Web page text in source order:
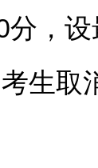
，设
生取